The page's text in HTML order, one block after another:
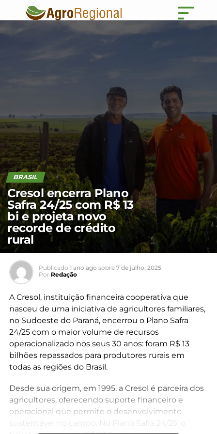
BRASIL
Cresol encerra Plano
Safra 24/25 com R$ 13
bi e projeta novo
recorde de crédito
rural
Publicado 1 ano ago sobre 7 de julho, 2025
Por Redação
A Cresol, instituição financeira cooperativa que
nasceu de uma iniciativa de agricultores familiares,
no Sudoeste do Paraná, encerrou o Plano Safra
24/25 com o maior volume de recursos
operacionalizado nos seus 30 anos: foram R$ 13
bilhões repassados para produtores rurais em
todas as regiões do Brasil.
Desde sua origem, em 1995, a Cresol é parceira dos
agricultores, oferecendo suporte financeiro e
operacional que permite o desenvolvimento